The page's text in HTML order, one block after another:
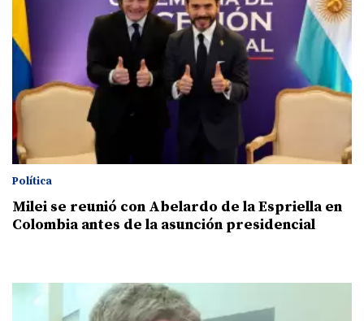
Política
Milei se reunió con Abelardo de la Espriella en
Colombia antes de la asunción presidencial